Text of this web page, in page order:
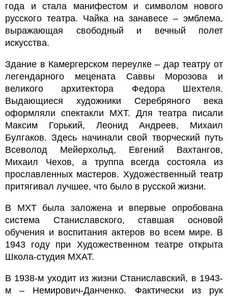
года и стала манифестом и символом нового
русского театра. Чайка на занавесе – эмблема,
выражающая свободный и вечный полет
искусства.
Здание в Камергерском переулке – дар театру от
легендарного мецената Саввы Морозова и
великого архитектора Федора Шехтеля.
Выдающиеся художники Серебряного века
оформляли спектакли МХТ. Для театра писали
Максим Горький, Леонид Андреев, Михаил
Булгаков. Здесь начинали свой творческий путь
Всеволод Мейерхольд, Евгений Вахтангов,
Михаил Чехов, а труппа всегда состояла из
прославленных мастеров. Художественный театр
притягивал лучшее, что было в русской жизни.
В МХТ была заложена и впервые опробована
система Станиславского, ставшая основой
обучения и воспитания актеров во всем мире. В
1943 году при Художественном театре открыта
Школа-студия МХАТ.
В 1938-м уходит из жизни Станиславский, в 1943-
м – Немирович-Данченко. Фактически из рук